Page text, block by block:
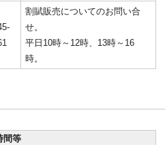
割賦販売についてのお問い合
せ。
平日10時～12時、13時～16
時。
間等